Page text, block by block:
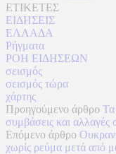
ΕΤΙΚΕΤΕΣ
ΕΙΔΗΣΕΙΣ
ΕΛΛΑΔΑ
Ρήγματα
ΡΟΗ ΕΙΔΗΣΕΩΝ
σεισμός
σεισμός τώρα
χάρτης
Προηγούμενο άρθρο Τα
συμβάσεις και αλλαγές
Επόμενο άρθρο
χωρίς ρεύμα μετά από